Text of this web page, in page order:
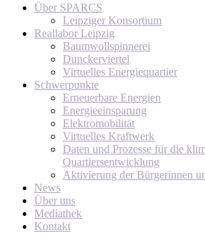
Über SPARCS
Leipziger Konsortium
Reallabor Leipzig
Baumwollspinnerei
Dunckerviertel
Virtuelles Energiequartier
Schwerpunkte
Erneuerbare Energien
Energieeinsparung
Elektromobilität
Virtuelles Kraftwerk
Daten und Prozesse für die
Quartiersentwicklung
Aktivierung der Bürgerinnen
News
Über uns
Mediathek
Kontakt